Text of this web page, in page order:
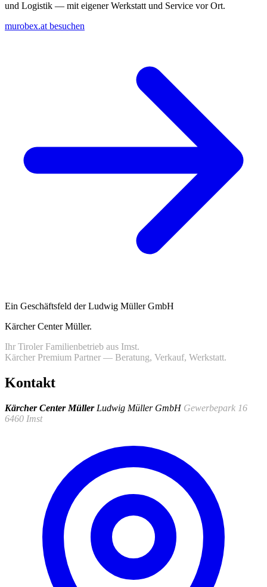
und Logistik — mit eigener Werkstatt und Service vor Ort.
murobex.at besuchen
Ein Geschäftsfeld der Ludwig Müller GmbH
Kärcher Center Müller.
Ihr Tiroler Familienbetrieb aus Imst.
Kärcher Premium Partner — Beratung, Verkauf, Werkstatt.
Kontakt
Kärcher Center Müller Ludwig Müller GmbH Gewerbepark 16
6460 Imst